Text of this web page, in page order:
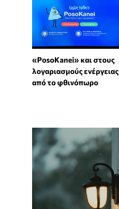
«PosoKanei» και στους
λογαριασμούς ενέργειας
από το φθινόπωρο